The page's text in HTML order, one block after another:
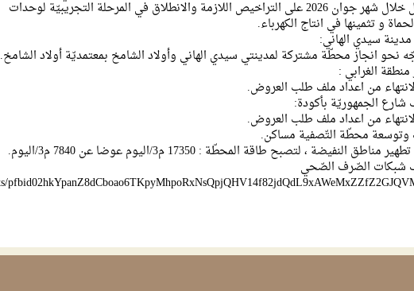
الحصول خلال شهر جوان 2026 على التراخيص اللازمة والانطلاق في المرحلة التجريبيّة لوحدات
و تثمينها في انتاج الكهرباء.
سيدي الهاني:
نحو انجاز محطّة مشتركة لمدينتي سيدي الهاني وأولاد الشامخ بمعتمديّة أولاد الشامخ.
الغرابي :
من اعداد ملف طلب العروض.
الجمهوريّة بأكودة:
من اعداد ملف طلب العروض.
محطّة التّصفية مساكن.
النفيضة ، لتصبح طاقة المحطّة : 17350 م3/اليوم عوضا عن 7840 م3/اليوم.
شبكات الصّرف الصّحي